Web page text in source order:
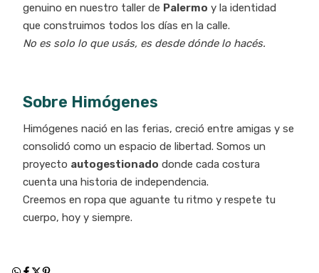
genuino en nuestro taller de Palermo y la identidad
que construimos todos los días en la calle.
No es solo lo que usás, es desde dónde lo hacés.
Sobre Himógenes
Himógenes nació en las ferias, creció entre amigas y se
consolidó como un espacio de libertad. Somos un
proyecto autogestionado donde cada costura
cuenta una historia de independencia.
Creemos en ropa que aguante tu ritmo y respete tu
cuerpo, hoy y siempre.